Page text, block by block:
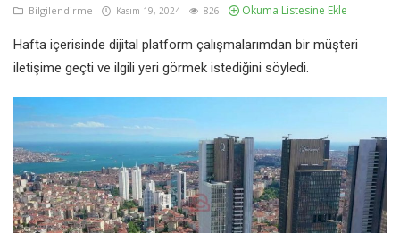
İstanbul Eşyalı Kiralık Yerler
Türkçe
Bilgilendirme Kasım 19, 2024 826 Okuma Listesine Ekle
Hafta içerisinde dijital platform çalışmalarımdan bir müşteri
iletişime geçti ve ilgili yeri görmek istediğini söyledi.